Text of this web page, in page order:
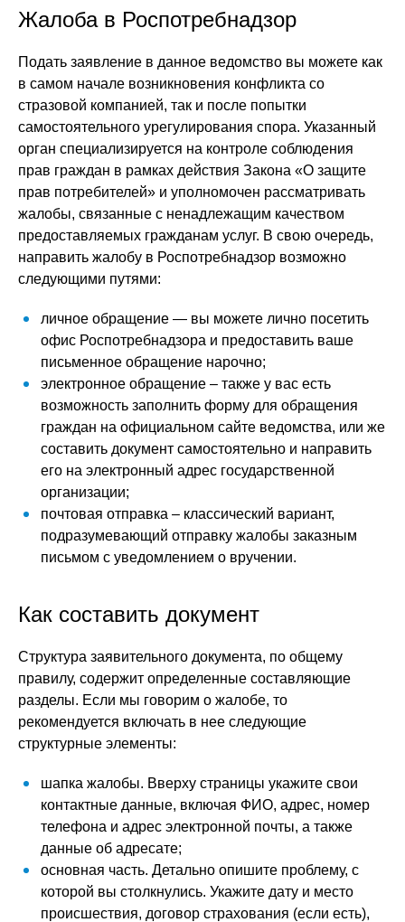
Жалоба в Роспотребнадзор
Подать заявление в данное ведомство вы можете как
в самом начале возникновения конфликта со
стразовой компанией, так и после попытки
самостоятельного урегулирования спора. Указанный
орган специализируется на контроле соблюдения
прав граждан в рамках действия Закона «О защите
прав потребителей» и уполномочен рассматривать
жалобы, связанные с ненадлежащим качеством
предоставляемых гражданам услуг. В свою очередь,
направить жалобу в Роспотребнадзор возможно
следующими путями:
личное обращение — вы можете лично посетить
офис Роспотребнадзора и предоставить ваше
письменное обращение нарочно;
электронное обращение – также у вас есть
возможность заполнить форму для обращения
граждан на официальном сайте ведомства, или же
составить документ самостоятельно и направить
его на электронный адрес государственной
организации;
почтовая отправка – классический вариант,
подразумевающий отправку жалобы заказным
письмом с уведомлением о вручении.
Как составить документ
Структура заявительного документа, по общему
правилу, содержит определенные составляющие
разделы. Если мы говорим о жалобе, то
рекомендуется включать в нее следующие
структурные элементы:
шапка жалобы. Вверху страницы укажите свои
контактные данные, включая ФИО, адрес, номер
телефона и адрес электронной почты, а также
данные об адресате;
основная часть. Детально опишите проблему, с
которой вы столкнулись. Укажите дату и место
происшествия, договор страхования (если есть),